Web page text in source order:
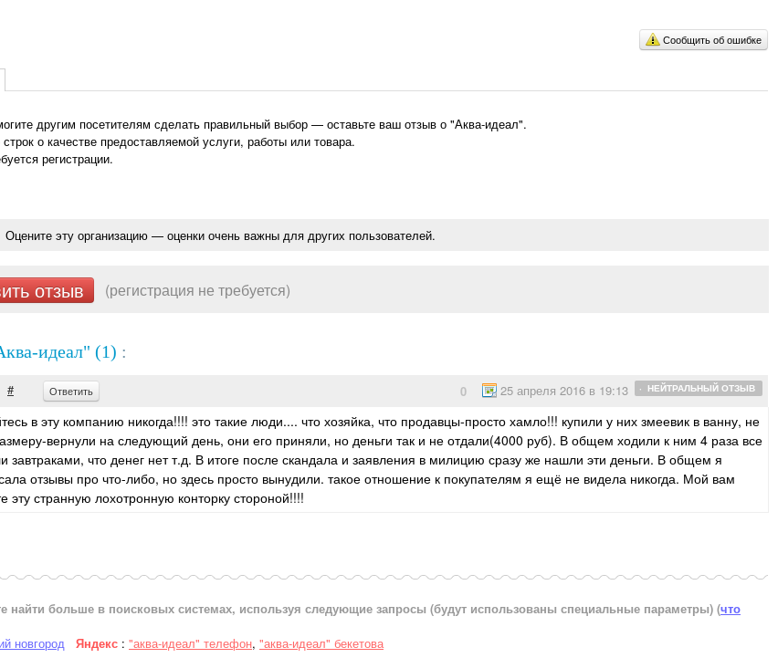
Сообщить об ошибке
другим посетителям сделать правильный выбор — оставьте ваш отзыв о "Аква-идеал".
о качестве предоставляемой услуги, работы или товара.
регистрации.
Оцените эту организацию — оценки очень важны для других пользователей.
отзыв (регистрация не требуется)
идеал" (1) :
· НЕЙТРАЛЬНЫЙ ОТЗЫВ
# 25 апреля 2016 в 19:13
0
Ответить
в эту компанию никогда!!!! это такие люди.... что хозяйка, что продавцы-просто хамло!!! купили у них змеевик в ванну, не
вернули на следующий день, они его приняли, но деньги так и не отдали(4000 руб). В общем ходили к ним 4 раза все
завтраками, что денег нет т.д. В итоге после скандала и заявления в милицию сразу же нашли эти деньги. В общем я
отзывы про что-либо, но здесь просто вынудили. такое отношение к покупателям я ещё не видела никогда. Мой вам
эту странную лохотронную конторку стороной!!!!
найти больше в поисковых системах, используя следующие запросы (будут использованы специальные параметры) (что
новгород Яндекс : "аква-идеал" телефон, "аква-идеал" бекетова